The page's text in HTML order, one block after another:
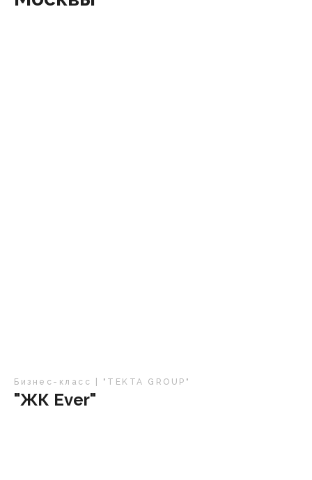
Бизнес-класс | "TEKTA GROUP"
"ЖК Ever"